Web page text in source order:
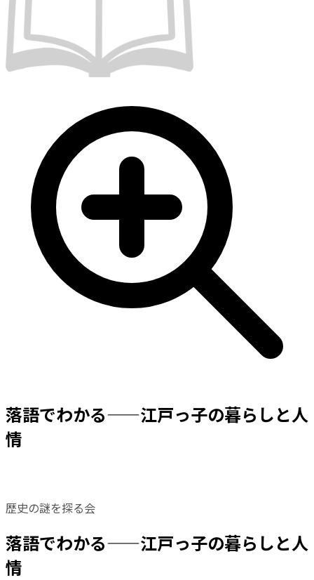
落語でわかる——江戸っ子の暮らしと人
情
歴史の謎を探る会
落語でわかる——江戸っ子の暮らしと人
情